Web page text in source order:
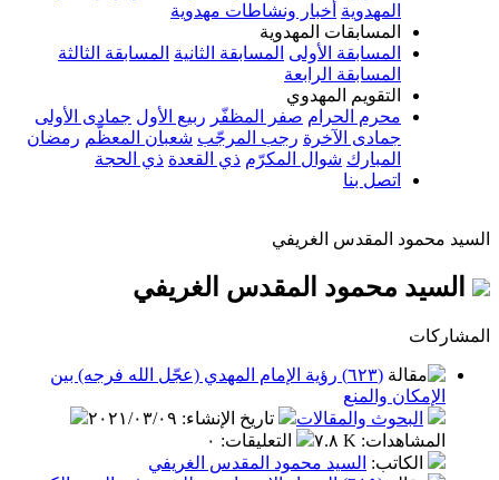
أخبار ونشاطات مهدوية
المسابقات المهدوية
المسابقة الأولى المسابقة الثانية المسابقة الثالثة
المسابقة الرابعة
التقويم المهدوي
محرم الحرام صفر المظفّر ربيع الأول جمادى الأولى
جمادى الآخرة رجب المرجّب شعبان المعظّم رمضان
شوال المكرّم ذي القعدة ذي الحجة
المقدس الغريفي
محمود المقدس الغريفي
(٦٢٣) رؤية الإمام المهدي (عجّل الله فرجه) بين
والمنع
والمقالات
تاريخ الإنشاء :٢٠٢١/٠٣/٠٩
٧.٨ K التعليقات:٠
السيد محمود المقدس الغريفي